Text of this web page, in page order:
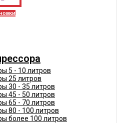
5 - 10 литров
25 литров
30 - 35 литров
45 - 50 литров
65 - 70 литров
80 - 100 литров
более 100 литров